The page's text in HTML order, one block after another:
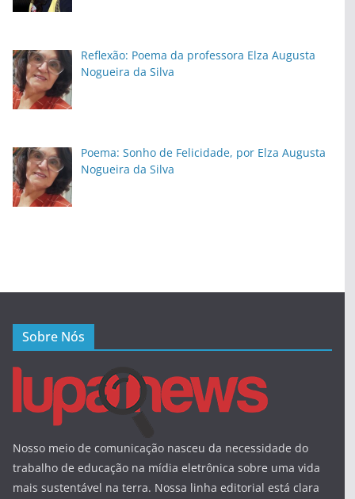
Reflexão: Poema da professora Elza Augusta
Nogueira da Silva
Poema: Sonho de Felicidade, por Elza Augusta
Nogueira da Silva
Sobre Nós
Nosso meio de comunicação nasceu da necessidade do
trabalho de educação na mídia eletrônica sobre uma vida
mais sustentável na terra. Nossa linha editorial está clara